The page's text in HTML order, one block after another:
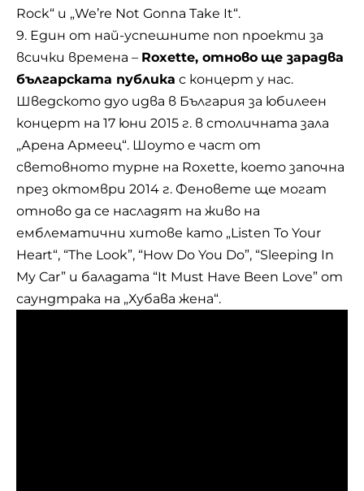
Rock“ и „We’re Not Gonna Take It“.
9. Един от най-успешните поп проекти за
всички времена – Roxette, отново ще зарадва
българската публика с концерт у нас.
Шведското дуо идва в България за юбилеен
концерт на 17 юни 2015 г. в столичната зала
„Арена Армеец“. Шоуто е част от
световното турне на Roxette, което започна
през октомври 2014 г. Феновете ще могат
отново да се насладят на живо на
емблематични хитове като „Listen To Your
Heart“, “The Look”, “How Do You Do”, “Sleeping In
My Car” и баладата “It Must Have Been Love” от
саундтрака на „Хубава жена“.